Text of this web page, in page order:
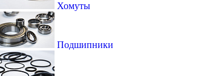
Хомуты
Подшипники